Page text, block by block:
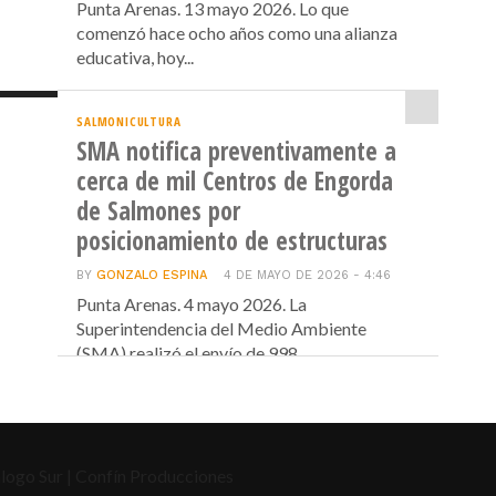
Punta Arenas. 13 mayo 2026. Lo que
comenzó hace ocho años como una alianza
educativa, hoy...
SALMONICULTURA
SMA notifica preventivamente a
cerca de mil Centros de Engorda
de Salmones por
posicionamiento de estructuras
BYGONZALO ESPINA 4 DE MAYO DE 2026 - 4:46
Punta Arenas. 4 mayo 2026. La
Superintendencia del Medio Ambiente
(SMA) realizó el envío de 998...